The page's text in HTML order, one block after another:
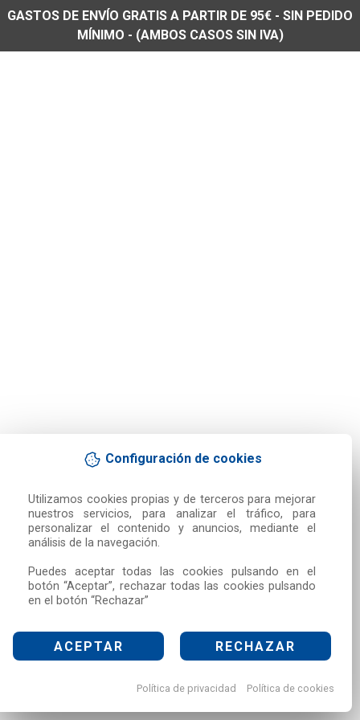
Configuración de cookies
Utilizamos cookies propias y de terceros para mejorar
nuestros servicios, para analizar el tráfico, para
personalizar el contenido y anuncios, mediante el
análisis de la navegación.
Puedes aceptar todas las cookies pulsando en el
botón “Aceptar”, rechazar todas las cookies pulsando
en el botón “Rechazar”
ACEPTAR RECHAZAR
Política de privacidad Política de cookies
GASTOS DE ENVÍO GRATIS A PARTIR DE 95€ - SIN PEDIDO
MÍNIMO - (AMBOS CASOS SIN IVA)